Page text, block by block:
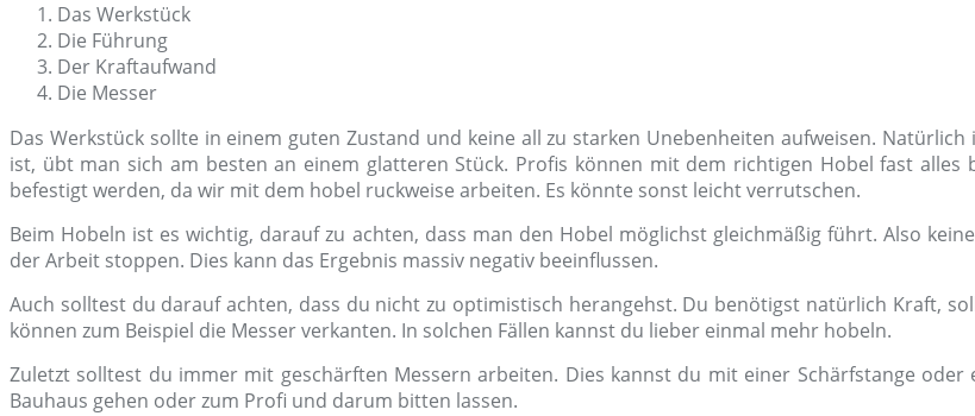
Das Werkstück
Die Führung
Der Kraftaufwand
Die Messer
Das Werkstück sollte in einem guten Zustand und keine all zu starken Unebenheiten aufweisen.
ist, übt man sich am besten an einem glatteren Stück. Profis können mit dem richtigen Hobel fast
befestigt werden, da wir mit dem hobel ruckweise arbeiten. Es könnte sonst leicht verrutschen.
Beim Hobeln ist es wichtig, darauf zu achten, dass man den Hobel möglichst gleichmäßig führt. Also
der Arbeit stoppen. Dies kann das Ergebnis massiv negativ beeinflussen.
Auch solltest du darauf achten, dass du nicht zu optimistisch herangehst. Du benötigst natürlich Kraft,
können zum Beispiel die Messer verkanten. In solchen Fällen kannst du lieber einmal mehr hobeln.
Zuletzt solltest du immer mit geschärften Messern arbeiten. Dies kannst du mit einer Schärfstange
Bauhaus gehen oder zum Profi und darum bitten lassen.